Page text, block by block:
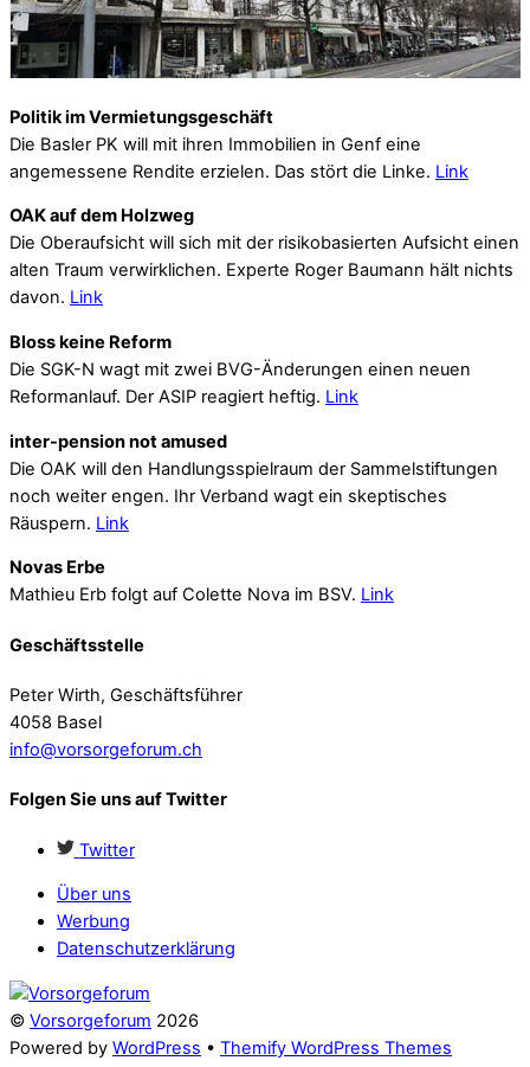
Politik im Vermietungsgeschäft
Die Basler PK will mit ihren Immobilien in Genf eine
angemessene Rendite erzielen. Das stört die Linke. Link
OAK auf dem Holzweg
Die Oberaufsicht will sich mit der risikobasierten Aufsicht einen
alten Traum verwirklichen. Experte Roger Baumann hält nichts
davon. Link
Bloss keine Reform
Die SGK-N wagt mit zwei BVG-Änderungen einen neuen
Reformanlauf. Der ASIP reagiert heftig. Link
inter-pension not amused
Die OAK will den Handlungsspielraum der Sammelstiftungen
noch weiter engen. Ihr Verband wagt ein skeptisches
Räuspern. Link
Novas Erbe
Mathieu Erb folgt auf Colette Nova im BSV. Link
Geschäftsstelle
Peter Wirth, Geschäftsführer
4058 Basel
info@vorsorgeforum.ch
Folgen Sie uns auf Twitter
Twitter
Über uns
Werbung
Datenschutzerklärung
© Vorsorgeforum 2026
Powered by WordPress • Themify WordPress Themes